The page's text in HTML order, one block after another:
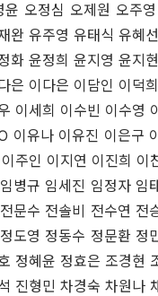
오정심 오제원 오주
완 유주영 유태식 유혜
윤정희 윤지영 윤지
이다은 이담인 이덕
이세희 이수빈 이수영
이유나 이유진 이은구
주인 이지연 이진희 이
병규 임세진 임정자 임
문수 전솔비 전수연 전
도영 정동수 정문환 정
정혜윤 정효은 조경현
진형민 차경숙 차원나